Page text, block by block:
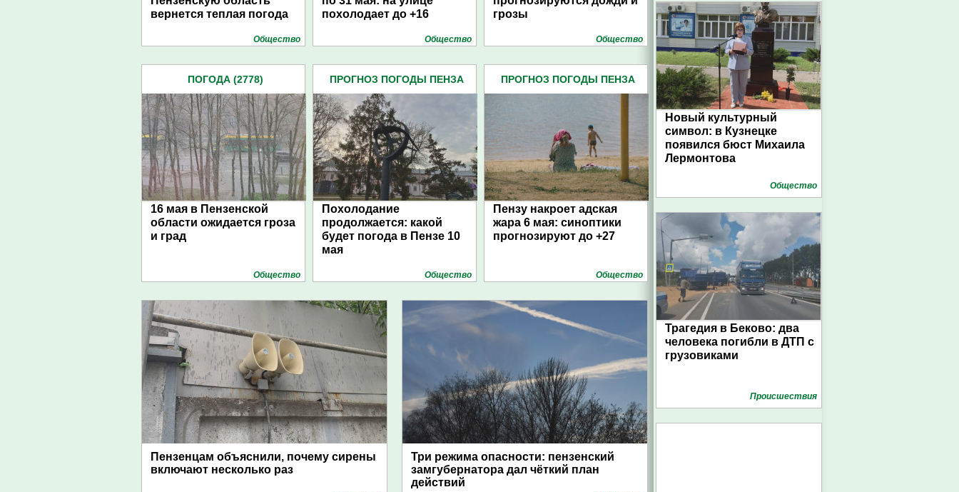
вернется теплая погода
Общество
похолодает до +16
Общество
грозы
Общество
ПОГОДА (2778)
16 мая в Пензенской
области ожидается гроза
и град
Общество
ПРОГНОЗ ПОГОДЫ ПЕНЗА
Похолодание
продолжается: какой
будет погода в Пензе 10
мая
Общество
ПРОГНОЗ ПОГОДЫ ПЕНЗА
Пензу накроет адская
жара 6 мая: синоптики
прогнозируют до +27
Общество
Пензенцам объяснили, почему сирены
включают несколько раз
Три режима опасности: пензенский
замгубернатора дал чёткий план
действий
Новый культурный
символ: в Кузнецке
появился бюст Михаила
Лермонтова
Общество
Трагедия в Беково: два
человека погибли в ДТП с
грузовиками
Проиcшествия